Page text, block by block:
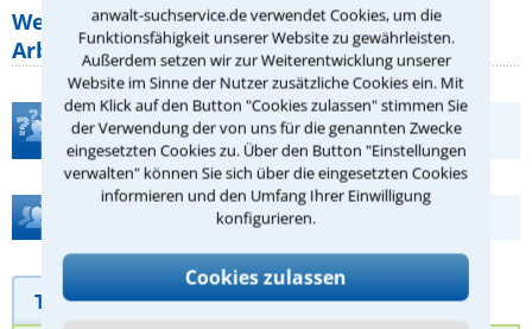
anwalt-suchservice.de verwendet Cookies, um die
Funktionsfähigkeit unserer Website zu gewährleisten.
Außerdem setzen wir zur Weiterentwicklung unserer
Website im Sinne der Nutzer zusätzliche Cookies ein. Mit
dem Klick auf den Button "Cookies zulassen" stimmen Sie
der Verwendung der von uns für die genannten Zwecke
eingesetzten Cookies zu. Über den Button "Einstellungen
verwalten" können Sie sich über die eingesetzten Cookies
informieren und den Umfang Ihrer Einwilligung
konfigurieren.
Cookies zulassen
Welche Regeln für Teilnahme, Urlaub,
Arbeitszeit gelten beim
Teste Dein Rechtswissen
Hilfe bei Ihrer Anwaltsuche?
Telefonhilfe Beratungsanfrage